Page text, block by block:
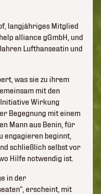
langjähriges Mitglied
alliance gGmbH, und
Lufthanseatin und
was sie zu ihrem
mit den
Wirkung
Begegnung mit einem
Mann aus Benin, für
engagieren beginnt,
schließlich selbst vor
Hilfe notwendig ist.
in der
erscheint, mit